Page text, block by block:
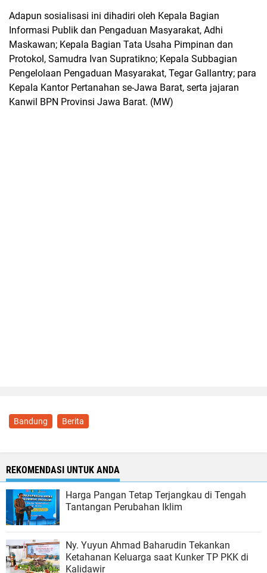
Adapun sosialisasi ini dihadiri oleh Kepala Bagian
Informasi Publik dan Pengaduan Masyarakat, Adhi
Maskawan; Kepala Bagian Tata Usaha Pimpinan dan
Protokol, Samudra Ivan Supratikno; Kepala Subbagian
Pengelolaan Pengaduan Masyarakat, Tegar Gallantry; para
Kepala Kantor Pertanahan se-Jawa Barat, serta jajaran
Kanwil BPN Provinsi Jawa Barat. (MW)
Bandung Berita
REKOMENDASI UNTUK ANDA
Harga Pangan Tetap Terjangkau di Tengah
Tantangan Perubahan Iklim
Ny. Yuyun Ahmad Baharudin Tekankan
Ketahanan Keluarga saat Kunker TP PKK di
Kalidawir